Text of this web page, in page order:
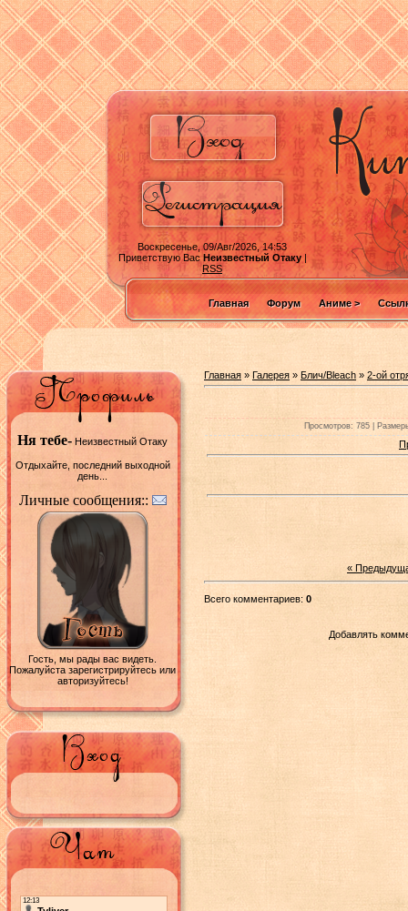
Воскресенье, 09/Авг/2026, 14:53
Приветствую ВасНеизвестный Отаку|
RSS
Главная Форум Аниме >
Ня тебе- Неизвестный Отаку
Отдыхайте, последний выходной
день...
Личные сообщения::
Гость, мы рады вас видеть.
Пожалуйста зарегистрируйтесь или
авторизуйтесь!
Главная » Галерея » Блич/Bleach » 2-ой
Просмотров: 785 |
«
Всего комментариев: 0
Добавлять